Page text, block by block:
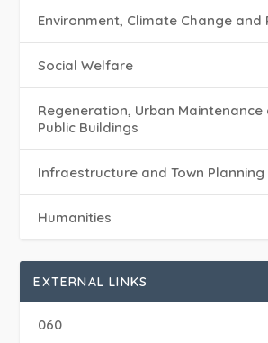
Environment, Climate Change and
Social Welfare
Regeneration, Urban Maintenance
Public Buildings
Infraestructure and Town Planning
Humanities
EXTERNAL LINKS
060